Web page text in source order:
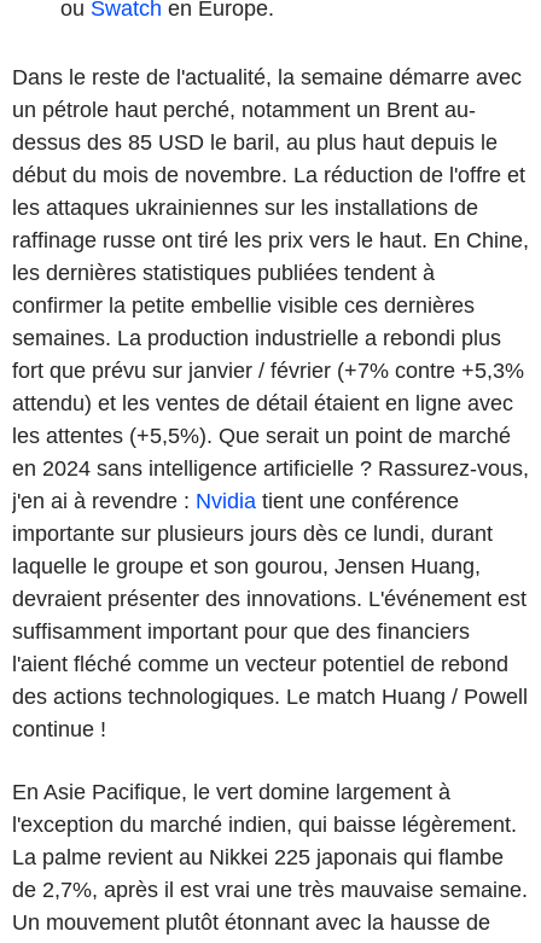
ou Swatch en Europe.
Dans le reste de l'actualité, la semaine démarre avec
un pétrole haut perché, notamment un Brent au-
dessus des 85 USD le baril, au plus haut depuis le
début du mois de novembre. La réduction de l'offre et
les attaques ukrainiennes sur les installations de
raffinage russe ont tiré les prix vers le haut. En Chine,
les dernières statistiques publiées tendent à
confirmer la petite embellie visible ces dernières
semaines. La production industrielle a rebondi plus
fort que prévu sur janvier / février (+7% contre +5,3%
attendu) et les ventes de détail étaient en ligne avec
les attentes (+5,5%). Que serait un point de marché
en 2024 sans intelligence artificielle ? Rassurez-vous,
j'en ai à revendre : Nvidia tient une conférence
importante sur plusieurs jours dès ce lundi, durant
laquelle le groupe et son gourou, Jensen Huang,
devraient présenter des innovations. L'événement est
suffisamment important pour que des financiers
l'aient fléché comme un vecteur potentiel de rebond
des actions technologiques. Le match Huang / Powell
continue !
En Asie Pacifique, le vert domine largement à
l'exception du marché indien, qui baisse légèrement.
La palme revient au Nikkei 225 japonais qui flambe
de 2,7%, après il est vrai une très mauvaise semaine.
Un mouvement plutôt étonnant avec la hausse de